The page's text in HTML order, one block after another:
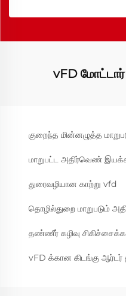
vFD மோட்டார்
குறைந்த மின்னழுத்த
மாறுபட்ட அதிர்வெண்
துரைவழியான காற்று vfd
தொழில்துறை மாறுபடும்
தண்ணீர் கழிவு
vFD க்கான கிடங்கு ஆர்டர்